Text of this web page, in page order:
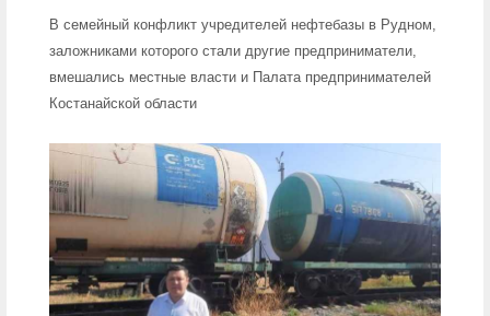
В семейный конфликт учредителей нефтебазы в Рудном,
заложниками которого стали другие предприниматели,
вмешались местные власти и Палата предпринимателей
Костанайской области